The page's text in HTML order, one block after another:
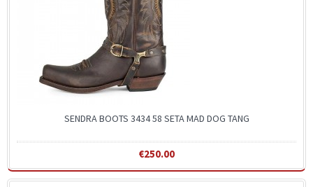
SENDRA BOOTS 3434 58 SETA MAD DOG TANG
€250.00